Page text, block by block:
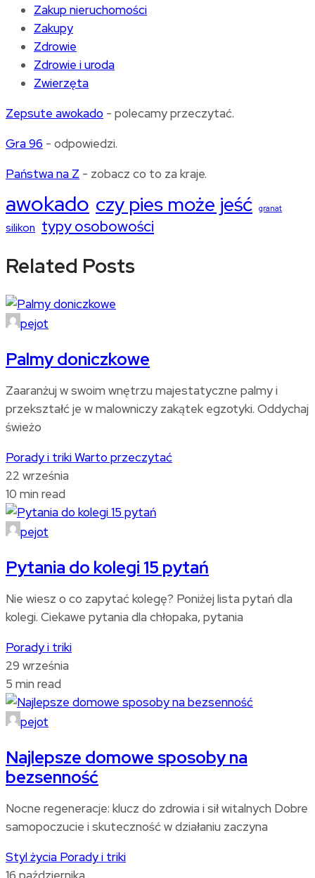
Zakup nieruchomości
Zakupy
Zdrowie
Zdrowie i uroda
Zwierzęta
Zepsute awokado - polecamy przeczytać.
Gra 96 - odpowiedzi.
Państwa na Z - zobacz co to za kraje.
awokado czy pies może jeść granat
silikon typy osobowości
Related Posts
pejot
Palmy doniczkowe
Zaaranżuj w swoim wnętrzu majestatyczne palmy i
przekształć je w malowniczy zakątek egzotyki. Oddychaj
świeżo
Porady i trikiWarto przeczytać
22 września
10 min read
pejot
Pytania do kolegi 15 pytań
Nie wiesz o co zapytać kolegę? Poniżej lista pytań dla
kolegi. Ciekawe pytania dla chłopaka, pytania
Porady i triki
29 września
5 min read
pejot
Najlepsze domowe sposoby na
bezsenność
Nocne regeneracje: klucz do zdrowia i sił witalnych Dobre
samopoczucie i skuteczność w działaniu zaczyna
Styl życia Porady i triki